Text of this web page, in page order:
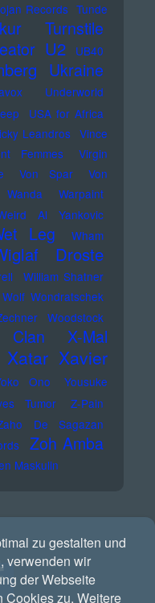
Records Tunde
Turnstile
U2
UB40
Ukraine
Underworld
USA for Africa
Leandros Vince
Femmes
Virgin
Von Spar
Von
Wanda Warpaint
Al Yankovic
Leg
Wham
Droste
William Shatner
Wolf Wondratschek
Woodstock
Clan
X-Mal
Xatar Xavier
Ono
Yousuke
Tumor
Z-Pain
De Sagazan
Zoh Amba
Maskulin
zu gestalten und
verwenden wir
der Webseite
Cookies zu. Weitere